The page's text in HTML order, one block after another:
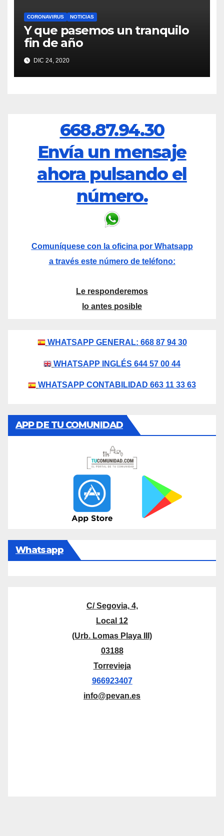
CORONAVIRUS NOTICIAS
Y que pasemos un tranquilo
fin de año
DIC 24, 2020
668.87.94.30
Envía un mensaje
ahora pulsando el
número.
Comuníquese con la oficina por Whatsapp
a través este número de teléfono:
Le responderemos
lo antes posible
WHATSAPP GENERAL: 668 87 94 30
WHATSAPP INGLÉS 644 57 00 44
WHATSAPP CONTABILIDAD 663 11 33 63
APP DE TU COMUNIDAD
Whatsapp
C/ Segovia, 4,
Local 12
(Urb. Lomas Playa III)
03188
Torrevieja
966923407
info@pevan.es